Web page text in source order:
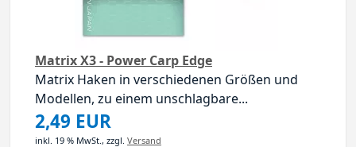
Matrix X3 - Power Carp Edge
Matrix Haken in verschiedenen Größen und
Modellen, zu einem unschlagbare...
2,49 EUR
inkl. 19 % MwSt., zzgl. Versand